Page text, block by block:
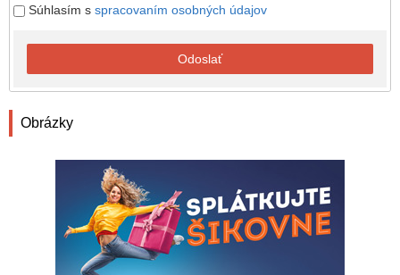
Súhlasím s spracovaním osobných údajov
Odoslať
Obrázky